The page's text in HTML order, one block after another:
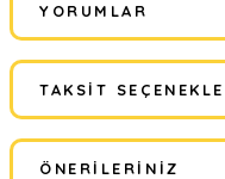
YORUMLAR
Bu
TAKSIT
ÖNERILERINIZ